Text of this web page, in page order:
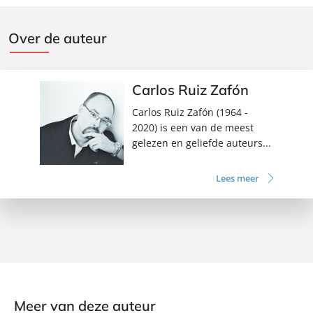
Over de auteur
Carlos Ruiz Zafón
Carlos Ruiz Zafón (1964 -
2020) is een van de meest
gelezen en geliefde auteurs...
Lees meer
Meer van deze auteur